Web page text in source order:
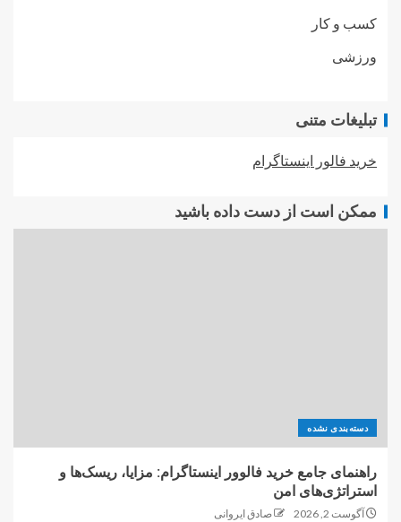
کسب و کار
ورزشی
تبلیغات متنی
خرید فالور اینستاگرام
ممکن است از دست داده باشید
دسته‌بندی نشده
راهنمای جامع خرید فالوور اینستاگرام: مزایا، ریسک‌ها و
استراتژی‌های امن
آگوست 2, 2026 صادق ایروانی